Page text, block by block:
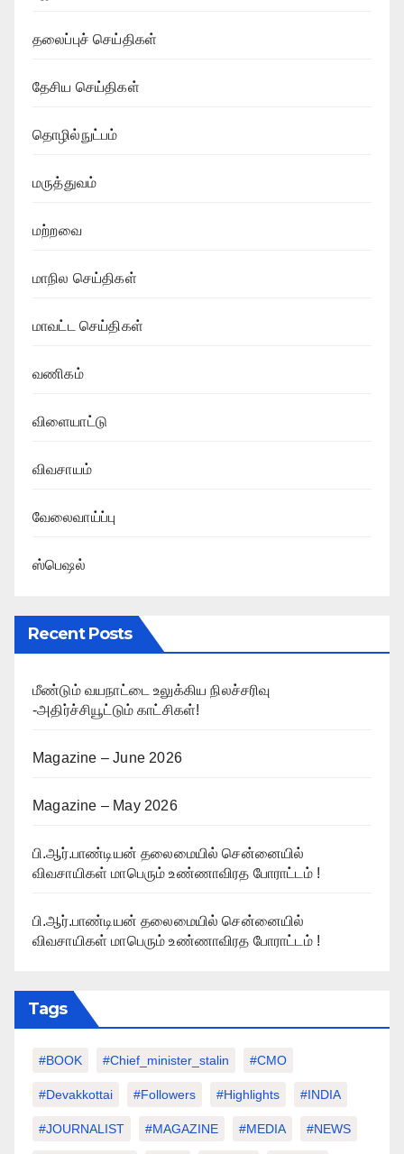
தலைப்புச் செய்திகள்
தேசிய செய்திகள்
தொழில்நுட்பம்
மருத்துவம்
மற்றவை
மாநில செய்திகள்
மாவட்ட செய்திகள்
வணிகம்
விளையாட்டு
விவசாயம்
வேலைவாய்ப்பு
ஸ்பெஷல்
Recent Posts
மீண்டும் வயநாட்டை உலுக்கிய நிலச்சரிவு
-அதிர்ச்சியூட்டும் காட்சிகள்!
Magazine – June 2026
Magazine – May 2026
பி.ஆர்.பாண்டியன் தலைமையில் சென்னையில்
விவசாயிகள் மாபெரும் உண்ணாவிரத போராட்டம் !
பி.ஆர்.பாண்டியன் தலைமையில் சென்னையில்
விவசாயிகள் மாபெரும் உண்ணாவிரத போராட்டம் !
Tags
#BOOK #chief_minister_stalin #CMO
#devakkottai #followers #highlights #INDIA
#JOURNALIST #MAGAZINE #MEDIA #NEWS